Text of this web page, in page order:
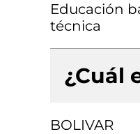
Educación
técnica
¿Cuál
BOLIVAR